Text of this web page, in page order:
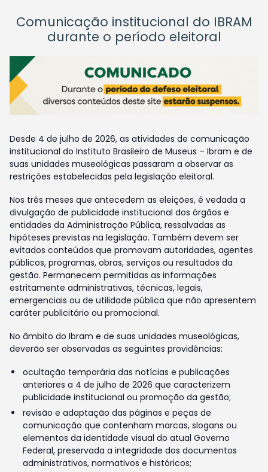
Comunicação institucional do IBRAM
durante o período eleitoral
Desde 4 de julho de 2026, as atividades de comunicação
institucional do Instituto Brasileiro de Museus – Ibram e de
suas unidades museológicas passaram a observar as
restrições estabelecidas pela legislação eleitoral.
Nos três meses que antecedem as eleições, é vedada a
divulgação de publicidade institucional dos órgãos e
entidades da Administração Pública, ressalvadas as
hipóteses previstas na legislação. Também devem ser
evitados conteúdos que promovam autoridades, agentes
públicos, programas, obras, serviços ou resultados da
gestão. Permanecem permitidas as informações
estritamente administrativas, técnicas, legais,
emergenciais ou de utilidade pública que não apresentem
caráter publicitário ou promocional.
No âmbito do Ibram e de suas unidades museológicas,
deverão ser observadas as seguintes providências:
ocultação temporária das notícias e publicações
anteriores a 4 de julho de 2026 que caracterizem
publicidade institucional ou promoção da gestão;
revisão e adaptação das páginas e peças de
comunicação que contenham marcas, slogans ou
elementos da identidade visual do atual Governo
Federal, preservada a integridade dos documentos
administrativos, normativos e históricos;